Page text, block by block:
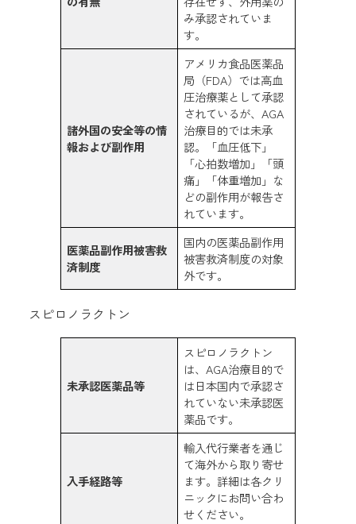
み承認されていま
す。
諸外国の安全等の情
報および副作用
アメリカ食品医薬品
局（FDA）では高血
圧治療薬として承認
されているが、AGA
治療目的では未承
認。「血圧低下」
「心拍数増加」「頭
痛」「体重増加」な
どの副作用が報告さ
れています。
医薬品副作用被害救
済制度
国内の医薬品副作用
被害救済制度の対象
外です。
スピロノラクトン
未承認医薬品等
スピロノラクトン
は、AGA治療目的で
は日本国内で承認さ
れていない未承認医
薬品です。
入手経路等
輸入代行業者を通じ
て海外から取り寄せ
ます。詳細は各クリ
ニックにお問い合わ
せください。